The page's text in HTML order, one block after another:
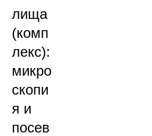
лища
(комп
лекс):
микро
скопи
я и
посев